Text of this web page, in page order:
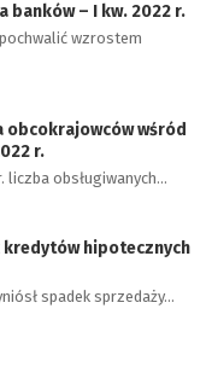
banków – I kw. 2022 r.
wzrostem
obcokrajowców wśród
r.
liczba obsługiwanych…
kredytów hipotecznych
spadek sprzedaży…